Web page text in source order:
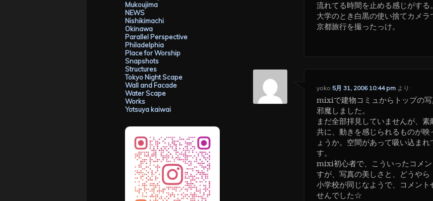
流れてる時間を止める感じがする。
大学のとき白黒の使い捨てカメラ
京都旅行を撮ったっけ。
yoko 5月 31, 2006 10:44 pm より:
mixiで建物コミュからトップの
邪魔しました。
まだ全部拝見していませんが、素
共に、動きを感じられるものが映
ょうか。空間があって吸い込まれ
す。
mixi初心者で、こういったコメ
すが、写真の美しさと、どうやら
小学校が同じなようで、コメント
せんでした☆
Mukoujima
NEWS
Nishikimachi
Okinawa
Parallel Perspective
Philadelphia
Place for Worship
Snapshots
Structures
Tokyo Night Scape
Wall and Facade
Water Scape
Works
Yotsuya kaiwai